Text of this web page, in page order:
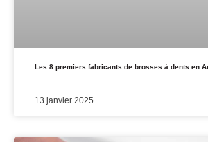
Les 8 premiers fabricants de brosses à dents en
13 janvier 2025